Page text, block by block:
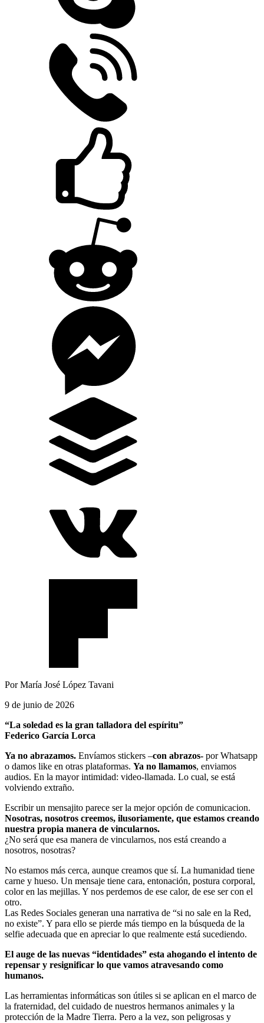
Por María José López Tavani
9 de junio de 2026
“La soledad es la gran talladora del espíritu”
Federico García Lorca
Ya no abrazamos. Envíamos stickers –con abrazos- por Whatsapp
o damos like en otras plataformas. Ya no llamamos, enviamos
audios. En la mayor intimidad: video-llamada. Lo cual, se está
volviendo extraño.
Escribir un mensajito parece ser la mejor opción de comunicacion.
Nosotras, nosotros creemos, ilusoriamente, que estamos creando
nuestra propia manera de vincularnos.
¿No será que esa manera de vincularnos, nos está creando a
nosotros, nosotras?
No estamos más cerca, aunque creamos que sí. La humanidad tiene
carne y hueso. Un mensaje tiene cara, entonación, postura corporal,
color en las mejillas. Y nos perdemos de ese calor, de ese ser con el
otro.
Las Redes Sociales generan una narrativa de “si no sale en la Red,
no existe”. Y para ello se pierde más tiempo en la búsqueda de la
selfie adecuada que en apreciar lo que realmente está sucediendo.
El auge de las nuevas “identidades” esta ahogando el intento de
repensar y resignificar lo que vamos atravesando como
humanos.
Las herramientas informáticas son útiles si se aplican en el marco de
la fraternidad, del cuidado de nuestros hermanos animales y la
protección de la Madre Tierra. Pero a la vez, son peligrosas y